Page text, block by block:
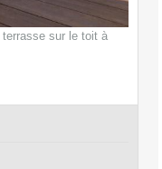
terrasse sur le toit à